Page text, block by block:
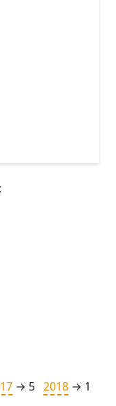
→ 5 2018 → 1